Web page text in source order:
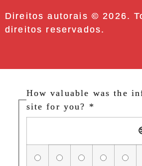
Direitos autorais © 2026.
direitos reservados.
How valuable was the
site for you? *